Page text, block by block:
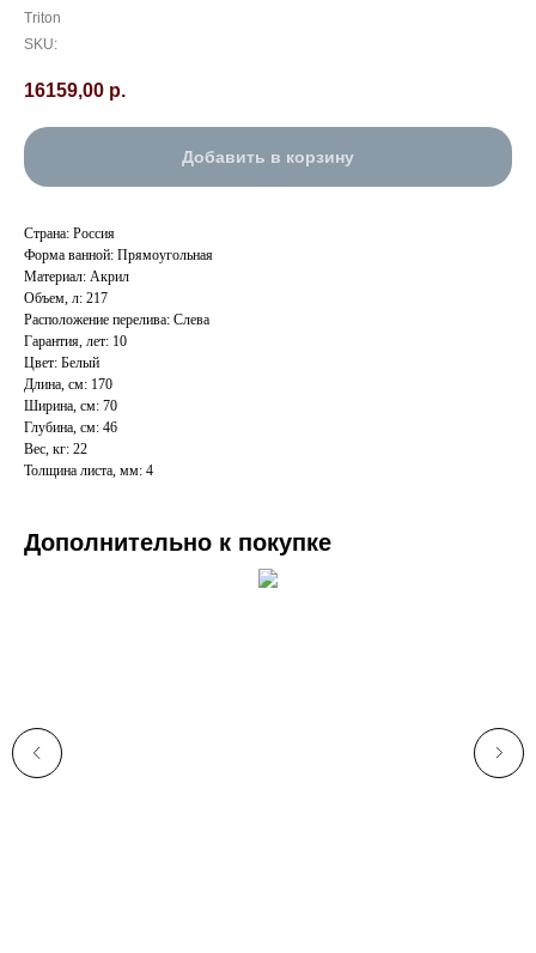
Triton
SKU:
16159,00 р.
Добавить в корзину
Страна: Россия
Форма ванной: Прямоугольная
Материал: Акрил
Объем, л: 217
Расположение перелива: Слева
Гарантия, лет: 10
Цвет: Белый
Длина, см: 170
Ширина, см: 70
Глубина, см: 46
Вес, кг: 22
Толщина листа, мм: 4
Дополнительно к покупке